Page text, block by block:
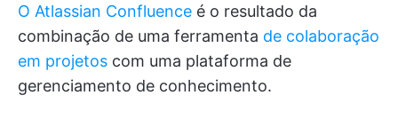
O Atlassian Confluence é o resultado da
combinação de uma ferramenta de colaboração
em projetos com uma plataforma de
gerenciamento de conhecimento.